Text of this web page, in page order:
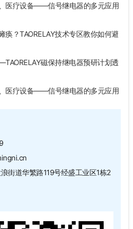
医疗设备——信号继电器的多元应用
痪？TAORELAY技术专区教你如何避
磁保持继电器预研计划透
医疗设备——信号继电器的多元应用
街道华繁路119号经盛工业区1栋2